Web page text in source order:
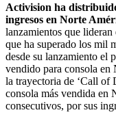
Activision ha
ingresos en Norte
lanzamientos que
que ha superado los mil
desde su lanzamiento el
vendido para consola en
la trayectoria de ‘Call of
consola más vendida en
consecutivos, por sus